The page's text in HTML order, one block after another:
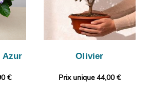
Azur
€
Olivier
Prix unique 44,00 €